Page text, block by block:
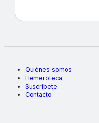
Quiénes somos
Hemeroteca
Suscríbete
Contacto